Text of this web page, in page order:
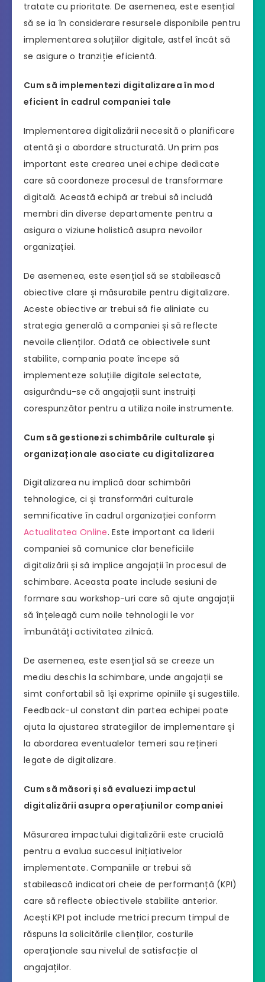
tratate cu prioritate. De asemenea, este esențial
să se ia în considerare resursele disponibile pentru
implementarea soluțiilor digitale, astfel încât să
se asigure o tranziție eficientă.
Cum să implementezi digitalizarea în mod
eficient în cadrul companiei tale
Implementarea digitalizării necesită o planificare
atentă și o abordare structurată. Un prim pas
important este crearea unei echipe dedicate
care să coordoneze procesul de transformare
digitală. Această echipă ar trebui să includă
membri din diverse departamente pentru a
asigura o viziune holistică asupra nevoilor
organizației.
De asemenea, este esențial să se stabilească
obiective clare și măsurabile pentru digitalizare.
Aceste obiective ar trebui să fie aliniate cu
strategia generală a companiei și să reflecte
nevoile clienților. Odată ce obiectivele sunt
stabilite, compania poate începe să
implementeze soluțiile digitale selectate,
asigurându-se că angajații sunt instruiți
corespunzător pentru a utiliza noile instrumente.
Cum să gestionezi schimbările culturale și
organizaționale asociate cu digitalizarea
Digitalizarea nu implică doar schimbări
tehnologice, ci și transformări culturale
semnificative în cadrul organizației conform
Actualitatea Online. Este important ca liderii
companiei să comunice clar beneficiile
digitalizării și să implice angajații în procesul de
schimbare. Aceasta poate include sesiuni de
formare sau workshop-uri care să ajute angajații
să înțeleagă cum noile tehnologii le vor
îmbunătăți activitatea zilnică.
De asemenea, este esențial să se creeze un
mediu deschis la schimbare, unde angajații se
simt confortabil să își exprime opiniile și sugestiile.
Feedback-ul constant din partea echipei poate
ajuta la ajustarea strategiilor de implementare și
la abordarea eventualelor temeri sau rețineri
legate de digitalizare.
Cum să măsori și să evaluezi impactul
digitalizării asupra operațiunilor companiei
Măsurarea impactului digitalizării este crucială
pentru a evalua succesul inițiativelor
implementate. Companiile ar trebui să
stabilească indicatori cheie de performanță (KPI)
care să reflecte obiectivele stabilite anterior.
Acești KPI pot include metrici precum timpul de
răspuns la solicitările clienților, costurile
operaționale sau nivelul de satisfacție al
angajaților.